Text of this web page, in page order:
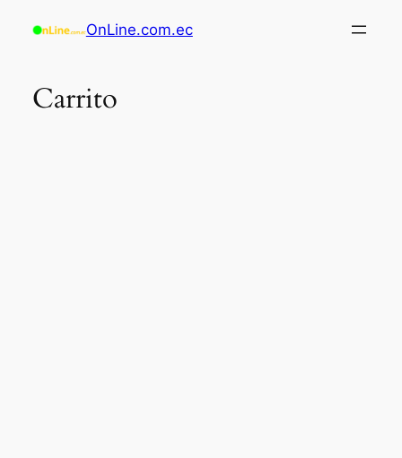
OnLine.com.ec
Carrito